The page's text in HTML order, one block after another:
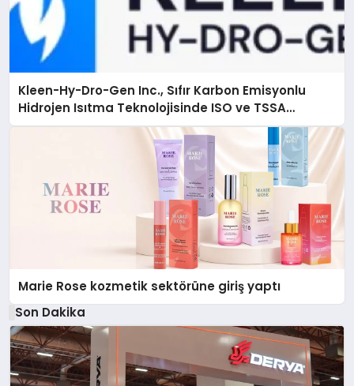
Kleen-Hy-Dro-Gen Inc., Sıfır Karbon Emisyonlu
Hidrojen Isıtma Teknolojisinde ISO ve TSSA
Düzenleyici Onaylarını Aldı
Marie Rose kozmetik sektörüne giriş yaptı
Son Dakika